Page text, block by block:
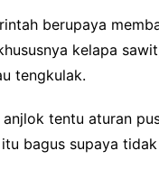
berupaya
kelapa
tengkulak.
anjlok tentu aturan
bagus supaya